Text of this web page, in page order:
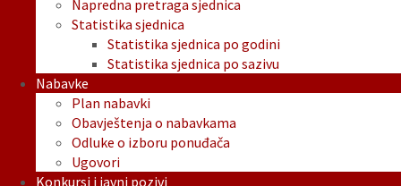
Napredna pretraga sjednica
Statistika sjednica
Statistika sjednica po godini
Statistika sjednica po sazivu
Nabavke
Plan nabavki
Obavještenja o nabavkama
Odluke o izboru ponuđača
Ugovori
Konkursi i javni pozivi